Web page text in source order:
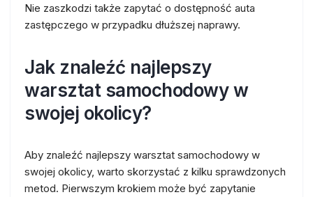
Nie zaszkodzi także zapytać o dostępność auta
zastępczego w przypadku dłuższej naprawy.
Jak znaleźć najlepszy
warsztat samochodowy w
swojej okolicy?
Aby znaleźć najlepszy warsztat samochodowy w
swojej okolicy, warto skorzystać z kilku sprawdzonych
metod. Pierwszym krokiem może być zapytanie